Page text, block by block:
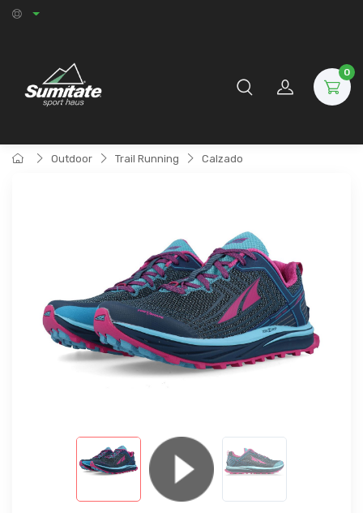
0
Outdoor Trail Running Calzado